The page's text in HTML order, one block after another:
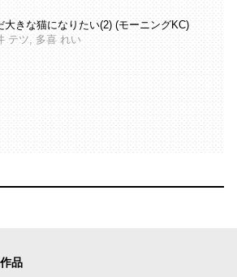
大きな猫になりたい(2) (モーニングKC)
テツ, 多喜 れい
品